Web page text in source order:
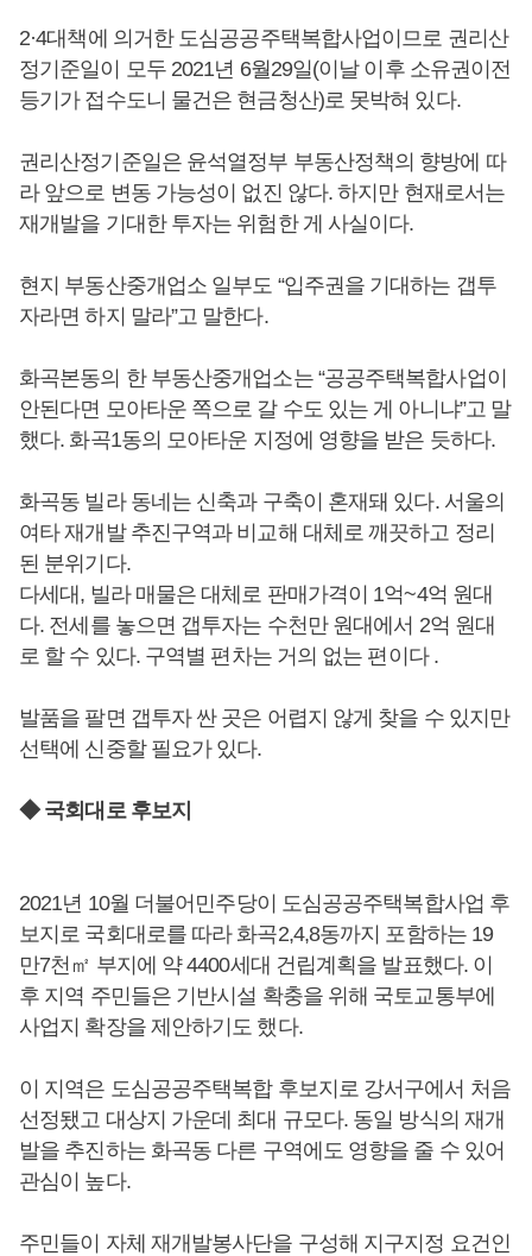
2·4대책에 의거한 도심공공주택복합사업이므로 권리산
정기준일이 모두 2021년 6월29일(이날 이후 소유권이전
등기가 접수도니 물건은 현금청산)로 못박혀 있다.
권리산정기준일은 윤석열정부 부동산정책의 향방에 따
라 앞으로 변동 가능성이 없진 않다. 하지만 현재로서는
재개발을 기대한 투자는 위험한 게 사실이다.
현지 부동산중개업소 일부도 “입주권을 기대하는 갭투
자라면 하지 말라”고 말한다.
화곡본동의 한 부동산중개업소는 “공공주택복합사업이
안된다면 모아타운 쪽으로 갈 수도 있는 게 아니냐”고 말
했다. 화곡1동의 모아타운 지정에 영향을 받은 듯하다.
화곡동 빌라 동네는 신축과 구축이 혼재돼 있다. 서울의
여타 재개발 추진구역과 비교해 대체로 깨끗하고 정리
된 분위기다.
다세대, 빌라 매물은 대체로 판매가격이 1억~4억 원대
다. 전세를 놓으면 갭투자는 수천만 원대에서 2억 원대
로 할 수 있다. 구역별 편차는 거의 없는 편이다 .
발품을 팔면 갭투자 싼 곳은 어렵지 않게 찾을 수 있지만
선택에 신중할 필요가 있다.
◆ 국회대로 후보지
2021년 10월 더불어민주당이 도심공공주택복합사업 후
보지로 국회대로를 따라 화곡2,4,8동까지 포함하는 19
만7천㎡ 부지에 약 4400세대 건립계획을 발표했다. 이
후 지역 주민들은 기반시설 확충을 위해 국토교통부에
사업지 확장을 제안하기도 했다.
이 지역은 도심공공주택복합 후보지로 강서구에서 처음
선정됐고 대상지 가운데 최대 규모다. 동일 방식의 재개
발을 추진하는 화곡동 다른 구역에도 영향을 줄 수 있어
관심이 높다.
주민들이 자체 재개발봉사단을 구성해 지구지정 요건인